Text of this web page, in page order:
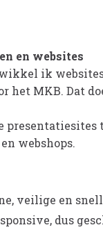
en websites
ik
het MKB. Dat
presentatiesites
webshops.
veilige en
dus